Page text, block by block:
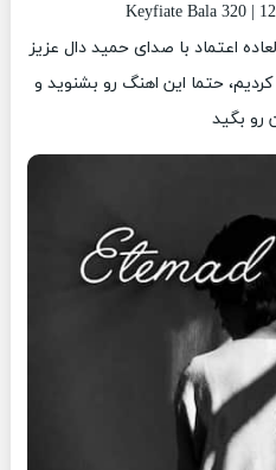
Keyfiate Bala 320 |
اعتماد با صدای حمید دال عزیز
حتما این اهنگ رو بشنوید و
رو بگید